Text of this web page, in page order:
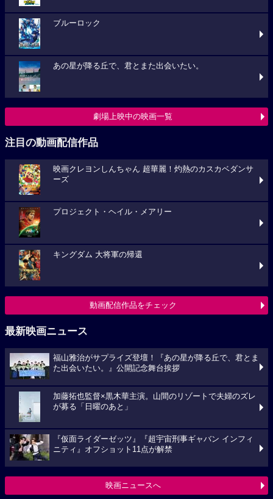
ブルーロック
あの星が降る丘で、君とまた出会いたい。
劇場上映中の映画一覧
注目の動画配信作品
映画クレヨンしんちゃん 超華麗！灼熱のカスカベダンサ
ーズ
プロジェクト・ヘイル・メアリー
キングダム 大将軍の帰還
動画配信作品をチェック
最新映画ニュース
福山雅治がサプライズ登壇！『あの星が降る丘で、君とま
た出会いたい。』公開記念舞台挨拶
加藤拓也監督×黒木華主演。山間のリゾートで夫婦のズレ
が募る「日曜のあと」
『仮面ライダーゼッツ』『超宇宙刑事ギャバン インフィ
ニティ』オフショット11点が解禁
映画ニュースへ